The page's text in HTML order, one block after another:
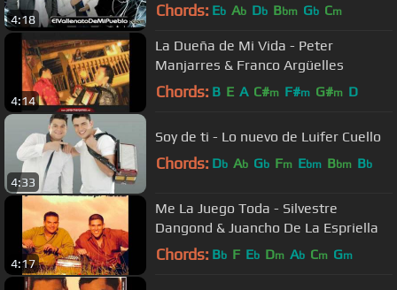
4:18 Chords: Eb Ab Db Bbm Gb Cm
4:14
La Dueña de Mi Vida - Peter
Manjarres & Franco Argüelles
Chords: B E A C#m F#m G#m D
4:33
Soy de ti - Lo nuevo de Luifer Cuello
Chords: Db Ab Gb Fm Ebm Bbm Bb
4:17
Me La Juego Toda - Silvestre
Dangond & Juancho De La Espriella
Chords: Bb F Eb Dm Ab Cm Gm